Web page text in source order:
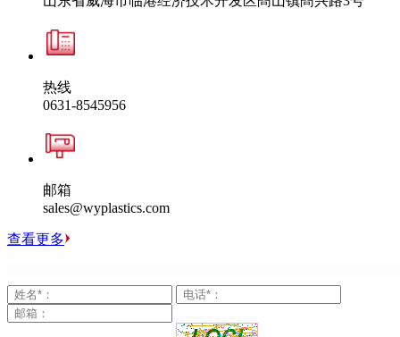
热线
0631-8545956
邮箱
sales@wyplastics.com
查看更多